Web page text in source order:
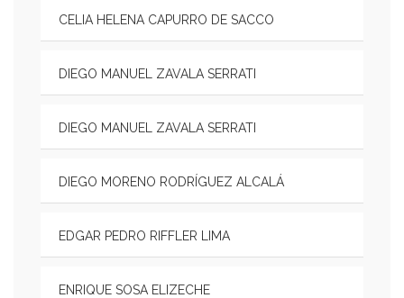
CELIA HELENA CAPURRO DE SACCO
DIEGO MANUEL ZAVALA SERRATI
DIEGO MANUEL ZAVALA SERRATI
DIEGO MORENO RODRÍGUEZ ALCALÁ
EDGAR PEDRO RIFFLER LIMA
ENRIQUE SOSA ELIZECHE